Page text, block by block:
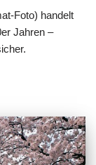
Foto) handelt
Jahren –